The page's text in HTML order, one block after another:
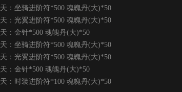
坐骑进阶符*500 魂魄丹(大)*50
光翼进阶符*500 魂魄丹(大)*50
金针*500 魂魄丹(大)*50
坐骑进阶符*500 魂魄丹(大)*50
光翼进阶符*500 魂魄丹(大)*50
金针*500 魂魄丹(大)*50
时装进阶符*100 魂魄丹(大)*50